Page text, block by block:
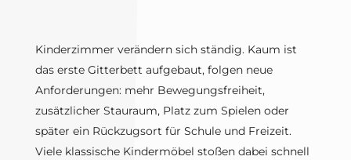
Kinderzimmer verändern sich ständig. Kaum ist
das erste Gitterbett aufgebaut, folgen neue
Anforderungen: mehr Bewegungsfreiheit,
zusätzlicher Stauraum, Platz zum Spielen oder
später ein Rückzugsort für Schule und Freizeit.
Viele klassische Kindermöbel stoßen dabei schnell